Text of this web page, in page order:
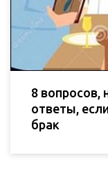
8 вопросов,
ответы,
брак